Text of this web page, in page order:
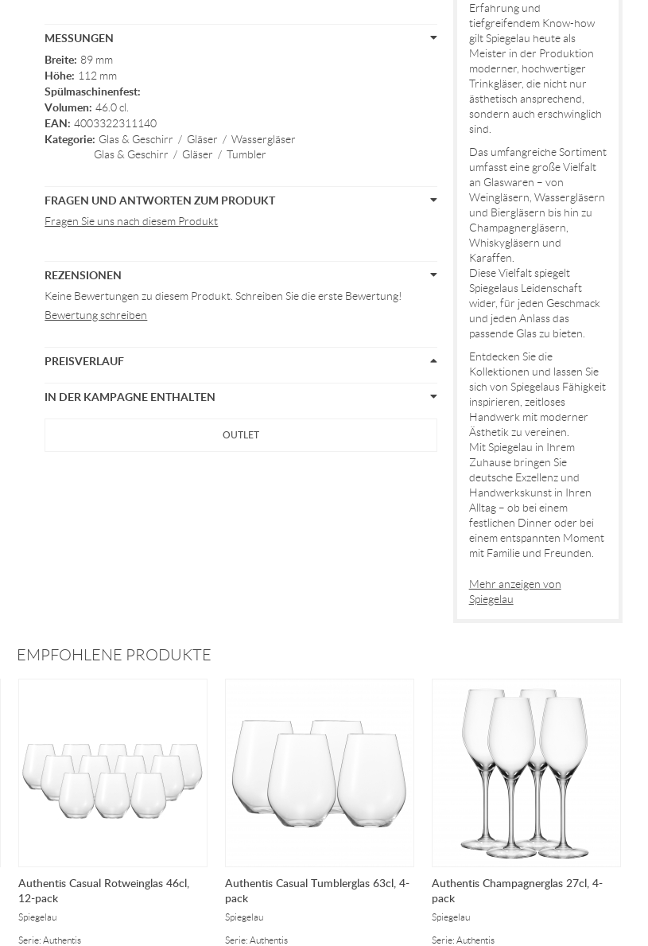
MESSUNGEN
Breite: 89 mm
Höhe: 112 mm
Spülmaschinenfest:
Volumen: 46.0 cl.
EAN: 4003322311140
Kategorie: Glas & Geschirr / Gläser /Wassergläser
Glas & Geschirr / Gläser /Tumbler
FRAGEN UND ANTWORTEN ZUM PRODUKT
Fragen Sie uns nach diesem Produkt
REZENSIONEN
Keine Bewertungen zu diesem Produkt. Schreiben Sie die erste Bewertung!
Bewertung schreiben
PREISVERLAUF
IN DER KAMPAGNE ENTHALTEN
OUTLET
Erfahrung und
tiefgreifendem Know-how
gilt Spiegelau heute als
Meister in der Produktion
moderner, hochwertiger
Trinkgläser, die nicht nur
ästhetisch ansprechend,
sondern auch erschwinglich
sind.
Das umfangreiche Sortiment
umfasst eine große Vielfalt
an Glaswaren – von
Weingläsern, Wassergläsern
und Biergläsern bis hin zu
Champagnergläsern,
Whiskygläsern und
Karaffen.
Diese Vielfalt spiegelt
Spiegelaus Leidenschaft
wider, für jeden Geschmack
und jeden Anlass das
passende Glas zu bieten.
Entdecken Sie die
Kollektionen und lassen Sie
sich von Spiegelaus Fähigkeit
inspirieren, zeitloses
Handwerk mit moderner
Ästhetik zu vereinen.
Mit Spiegelau in Ihrem
Zuhause bringen Sie
deutsche Exzellenz und
Handwerkskunst in Ihren
Alltag – ob bei einem
festlichen Dinner oder bei
einem entspannten Moment
mit Familie und Freunden.
Mehr anzeigen von
Spiegelau
EMPFOHLENE PRODUKTE
Authentis Casual Rotweinglas 46cl,
12-pack
Spiegelau
Serie: Authentis
Authentis Casual Tumblerglas 63cl, 4-
pack
Spiegelau
Serie: Authentis
Authentis Champagnerglas 27cl, 4-
pack
Spiegelau
Serie: Authentis